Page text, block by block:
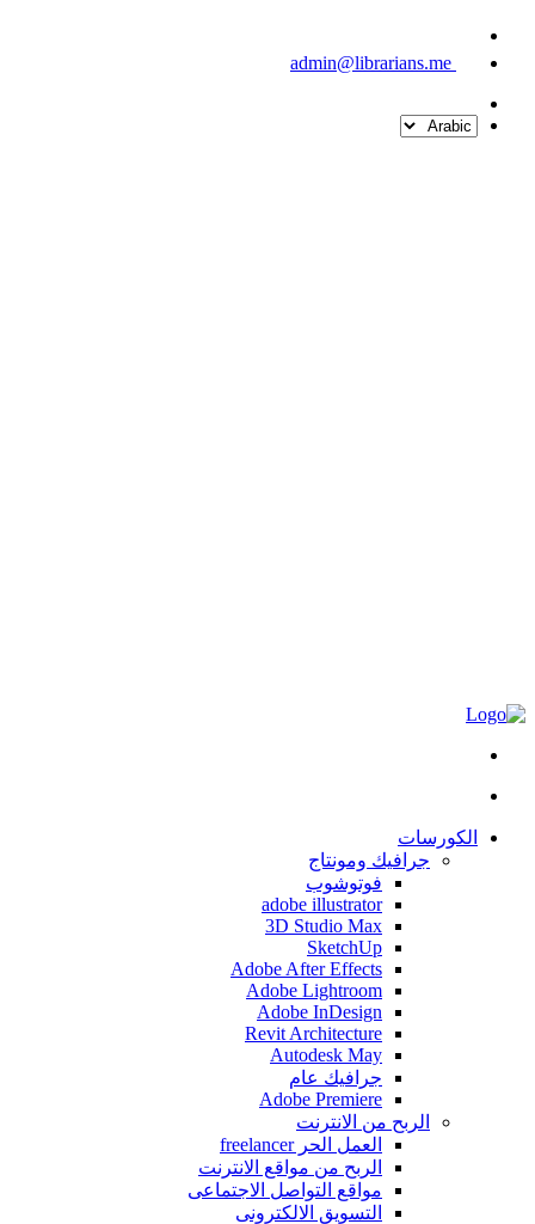
الكورسات
جرافيك ومونتاج
فوتوشوب
adobe illustrator
3D Studio Max
SketchUp
Adobe After Effects
Adobe Lightroom
Adobe InDesign
Revit Architecture
Autodesk May
جرافيك عام
Adobe Premiere
الربح من اﻻنترنت
العمل الحر freelancer
الربح من مواقع الانترنت
مواقع التواصل اﻻجتماعى
التسويق اﻻلكترونى